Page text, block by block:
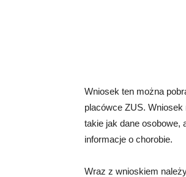
Wniosek ten można
placówce ZUS. Wniosek
takie jak dane osobowe,
informacje o chorobie.
Wraz z wnioskiem